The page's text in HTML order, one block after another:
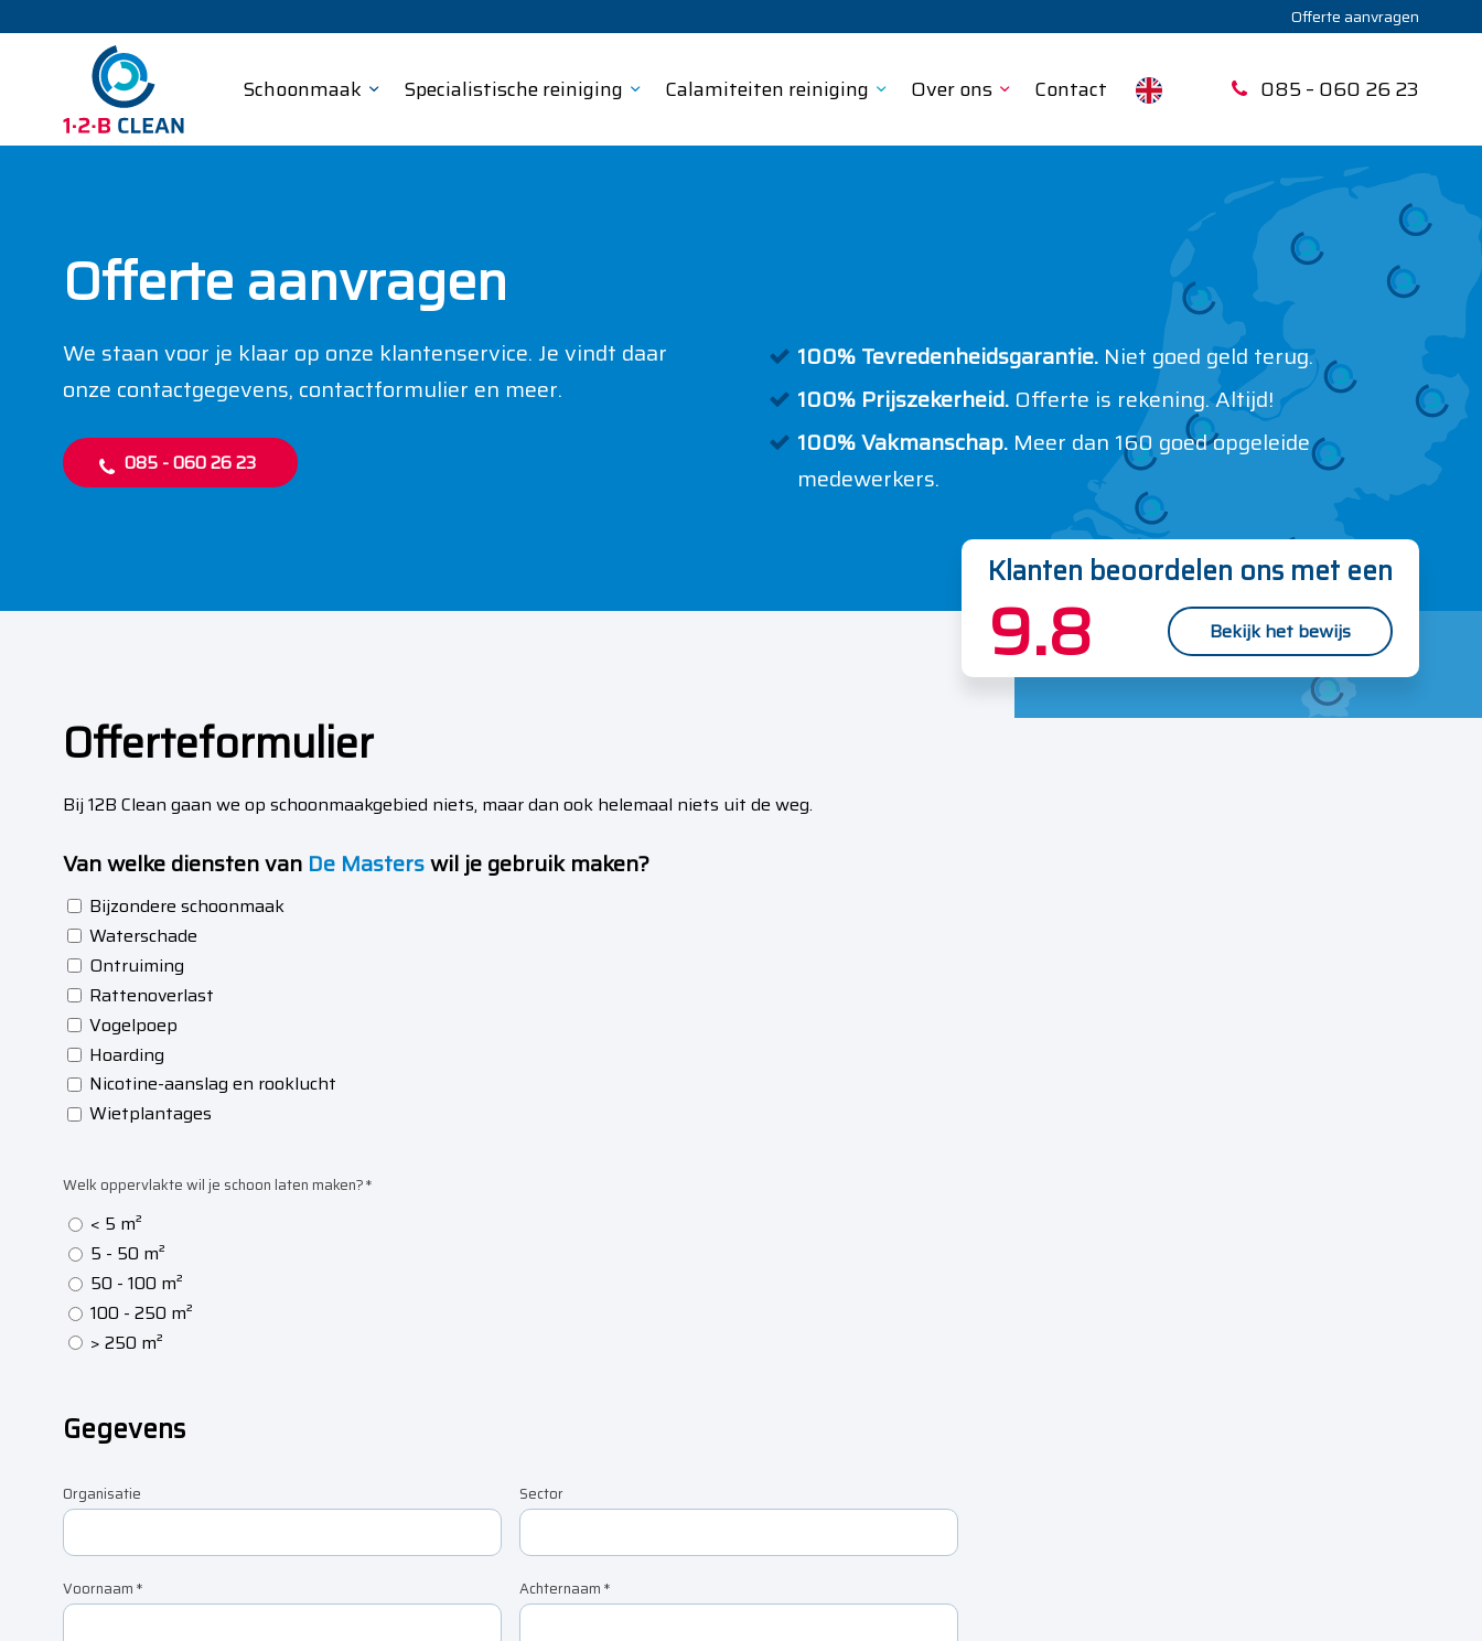
Offerte aanvragen
Schoonmaak Specialistische reiniging Calamiteiten reiniging Over ons Contact 085 – 060 26 23
Offerte aanvragen
We staan voor je klaar op onze klantenservice. Je vindt daar
onze contactgegevens, contactformulier en meer.
085 - 060 26 23
100% Tevredenheidsgarantie. Niet goed geld terug.
100% Prijszekerheid. Offerte is rekening. Altijd!
100% Vakmanschap. Meer dan 160 goed opgeleide
medewerkers.
Klanten beoordelen ons met een
9.8 Bekijk het bewijs
Offerteformulier
Bij 12B Clean gaan we op schoonmaakgebied niets, maar dan ook helemaal niets uit de weg.
Van welke diensten van De Masterswil je gebruik maken?
Van
welke
diensten
van
De
Masters
wil
maken?
*
Bijzondere schoonmaak
Waterschade
Ontruiming
Rattenoverlast
Vogelpoep
Hoarding
Nicotine-aanslag en rooklucht
Wietplantages
Welk oppervlakte wil je schoon laten maken?*
< 5 m²
5 - 50 m²
50 - 100 m²
100 - 250 m²
> 250 m²
Gegevens
Organisatie Sector
Voornaam* Achternaam*